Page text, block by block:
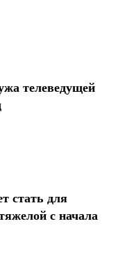
телеведущей
стать для
с начала